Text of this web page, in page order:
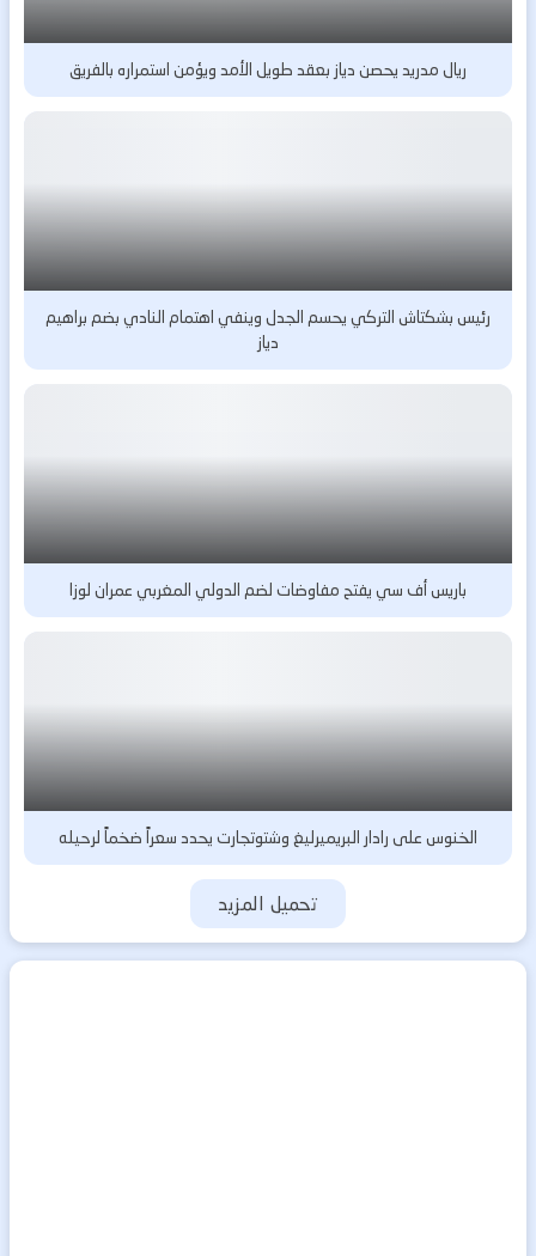
ريال مدريد يحصن دياز بعقد طويل الأمد ويؤمن استمراره بالفريق
رئيس بشكتاش التركي يحسم الجدل وينفي اهتمام النادي بضم براهيم
دياز
باريس أف سي يفتح مفاوضات لضم الدولي المغربي عمران لوزا
الخنوس على رادار البريميرليغ وشتوتجارت يحدد سعراً ضخماً لرحيله
تحميل المزيد